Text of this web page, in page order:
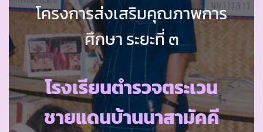
โครงการส่งเสริมคุณภาพการ
ศึกษา ระยะที่ ๓
โรงเรียนตำรวจตระเวน
ชายแดนบ้านนาสามัคคี